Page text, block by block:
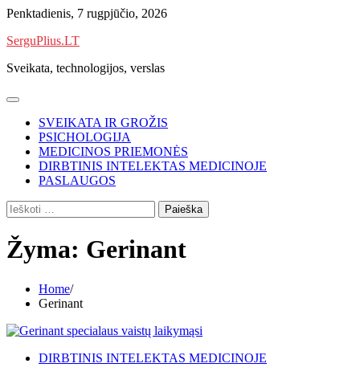
Skip
content
Penktadienis, 7 rugpjūčio, 2026
SerguPlius.LT
Sveikata, technologijos, verslas
SVEIKATA IR GROŽIS
PSICHOLOGIJA
MEDICINOS PRIEMONĖS
DIRBTINIS INTELEKTAS MEDICINOJE
PASLAUGOS
Ieškoti:
Žyma: Gerinant
Home
Gerinant
DIRBTINIS INTELEKTAS MEDICINOJE